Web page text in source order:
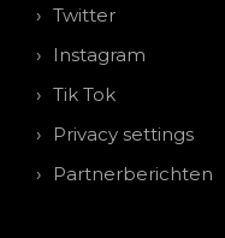
Twitter
Instagram
Tik Tok
Privacy settings
Partnerberichten